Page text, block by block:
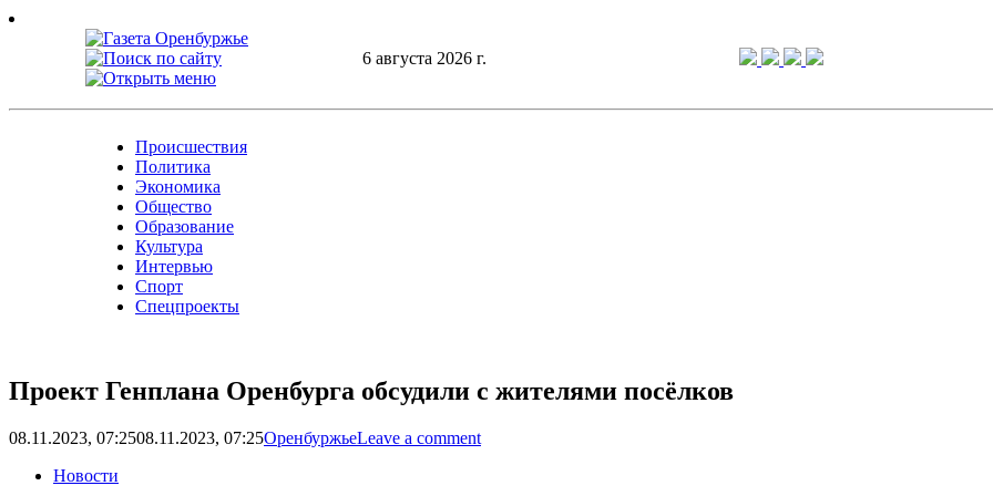
Skip
6 августа 2026 г.
Происшествия
Политика
Экономика
Общество
Образование
Культура
Интервью
Спорт
Спецпроекты
Проект Генплана Оренбурга обсудили с жителями посёлков
08.11.2023, 07:2508.11.2023, 07:25ОренбуржьеLeave a comment
Новости